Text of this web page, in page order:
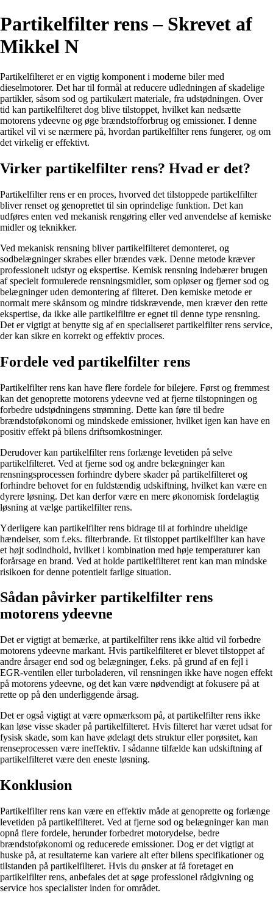
Partikelfilter rens – Skrevet af
Mikkel N
Partikelfilteret er en vigtig komponent i moderne biler med
dieselmotorer. Det har til formål at reducere udledningen af skadelige
partikler, såsom sod og partikulært materiale, fra udstødningen. Over
tid kan partikelfilteret dog blive tilstoppet, hvilket kan nedsætte
motorens ydeevne og øge brændstofforbrug og emissioner. I denne
artikel vil vi se nærmere på, hvordan partikelfilter rens fungerer, og om
det virkelig er effektivt.
Virker partikelfilter rens? Hvad er det?
Partikelfilter rens er en proces, hvorved det tilstoppede partikelfilter
bliver renset og genoprettet til sin oprindelige funktion. Det kan
udføres enten ved mekanisk rengøring eller ved anvendelse af kemiske
midler og teknikker.
Ved mekanisk rensning bliver partikelfilteret demonteret, og
sodbelægninger skrabes eller brændes væk. Denne metode kræver
professionelt udstyr og ekspertise. Kemisk rensning indebærer brugen
af specielt formulerede rensningsmidler, som opløser og fjerner sod og
belægninger uden demontering af filteret. Den kemiske metode er
normalt mere skånsom og mindre tidskrævende, men kræver den rette
ekspertise, da ikke alle partikelfiltre er egnet til denne type rensning.
Det er vigtigt at benytte sig af en specialiseret partikelfilter rens service,
der kan sikre en korrekt og effektiv proces.
Fordele ved partikelfilter rens
Partikelfilter rens kan have flere fordele for bilejere. Først og fremmest
kan det genoprette motorens ydeevne ved at fjerne tilstopningen og
forbedre udstødningens strømning. Dette kan føre til bedre
brændstoføkonomi og mindskede emissioner, hvilket igen kan have en
positiv effekt på bilens driftsomkostninger.
Derudover kan partikelfilter rens forlænge levetiden på selve
partikelfilteret. Ved at fjerne sod og andre belægninger kan
rensningsprocessen forhindre dybere skader på partikelfilteret og
forhindre behovet for en fuldstændig udskiftning, hvilket kan være en
dyrere løsning. Det kan derfor være en mere økonomisk fordelagtig
løsning at vælge partikelfilter rens.
Yderligere kan partikelfilter rens bidrage til at forhindre uheldige
hændelser, som f.eks. filterbrande. Et tilstoppet partikelfilter kan have
et højt sodindhold, hvilket i kombination med høje temperaturer kan
forårsage en brand. Ved at holde partikelfilteret rent kan man mindske
risikoen for denne potentielt farlige situation.
Sådan påvirker partikelfilter rens
motorens ydeevne
Det er vigtigt at bemærke, at partikelfilter rens ikke altid vil forbedre
motorens ydeevne markant. Hvis partikelfilteret er blevet tilstoppet af
andre årsager end sod og belægninger, f.eks. på grund af en fejl i
EGR-ventilen eller turboladeren, vil rensningen ikke have nogen effekt
på motorens ydeevne, og det kan være nødvendigt at fokusere på at
rette op på den underliggende årsag.
Det er også vigtigt at være opmærksom på, at partikelfilter rens ikke
kan løse visse skader på partikelfilteret. Hvis filteret har været udsat for
fysisk skade, som kan have ødelagt dets struktur eller porøsitet, kan
renseprocessen være ineffektiv. I sådanne tilfælde kan udskiftning af
partikelfilteret være den eneste løsning.
Konklusion
Partikelfilter rens kan være en effektiv måde at genoprette og forlænge
levetiden på partikelfilteret. Ved at fjerne sod og belægninger kan man
opnå flere fordele, herunder forbedret motorydelse, bedre
brændstoføkonomi og reducerede emissioner. Dog er det vigtigt at
huske på, at resultaterne kan variere alt efter bilens specifikationer og
tilstanden på partikelfilteret. Hvis du ønsker at få foretaget en
partikelfilter rens, anbefales det at søge professionel rådgivning og
service hos specialister inden for området.